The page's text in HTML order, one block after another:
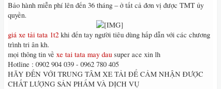
Bảo hành miễn phí lên đến 36 tháng – ở tất cả đơn vị được TMT ủy
quyền.
giá xe tải tata 1t2 khi đến tay người tiêu dùng hấp dẫn với các chương
trình tri ân kh.
mọi thông tin về xe tai tata may dau super ace xin lh
Hotline : 0902 904 039 - 0962 780 405
HÃY ĐẾN VỚI TRUNG TÂM XE TẢI ĐỂ CẢM NHẬN ĐƯỢC
CHẤT LƯỢNG SẢN PHẨM VÀ DỊCH VỤ